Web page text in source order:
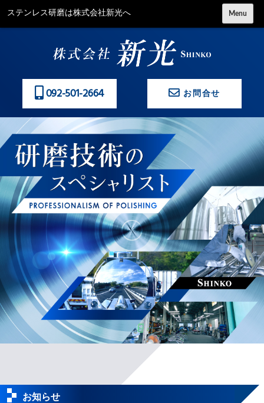
ッ
ステンレス研磨は株式会社新光へ
092-501-2664 お問合せ
Menu
お知らせ